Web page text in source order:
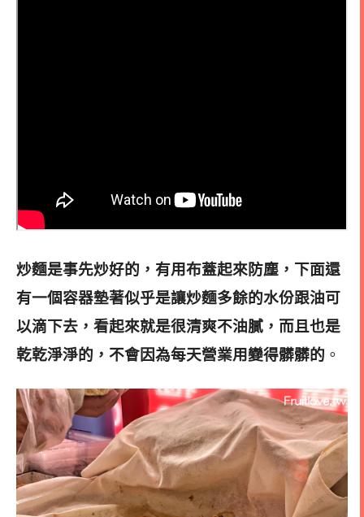
炒麵是事先炒好的，有用布蓋起來防塵，下面還
有一個容器墊著似乎是讓炒麵多餘的水份跟油可
以滴下去，看起來就是很清爽不油膩，而且也是
乾乾淨淨的，不會因為每天營業用變得髒髒的 。